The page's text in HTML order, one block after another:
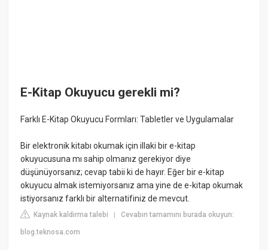
E-Kitap Okuyucu gerekli mi?
Farklı E-Kitap Okuyucu Formları: Tabletler ve Uygulamalar
Bir elektronik kitabı okumak için illaki bir e-kitap
okuyucusuna mı sahip olmanız gerekiyor diye
düşünüyorsanız; cevap tabii ki de hayır. Eğer bir e-kitap
okuyucu almak istemiyorsanız ama yine de e-kitap okumak
istiyorsanız farklı bir alternatifiniz de mevcut.
Kaynak kaldırma talebi |Cevabın tamamını burada okuyun:
blog.teknosa.com